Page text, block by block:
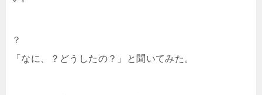
？
「なに、？どうしたの？」と聞いてみた。